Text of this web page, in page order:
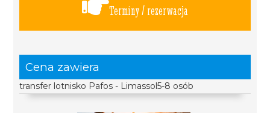
Terminy / rezerwacja
Cena zawiera
transfer lotnisko Pafos - Limassol5-8 osób